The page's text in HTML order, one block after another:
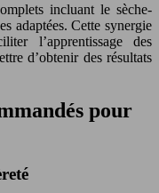
incluant le sèche-
adaptées. Cette synergie
l’apprentissage des
d’obtenir des résultats
pour